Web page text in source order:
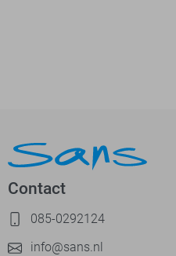
Contact
085-0292124
info@sans.nl